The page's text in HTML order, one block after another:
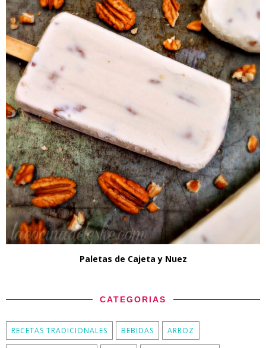
Paletas de Cajeta y Nuez
CATEGORIAS
RECETAS TRADICIONALES BEBIDAS ARROZ